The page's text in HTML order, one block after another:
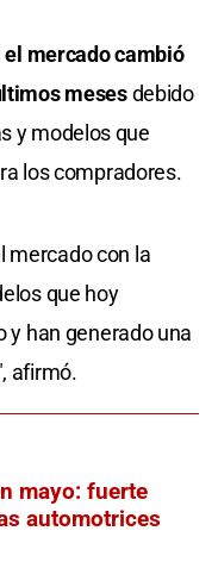
el mercado cambió
mesesdebido
y modelos que
los compradores.
mercado con la
que hoy
y han generado una
afirmó.
mayo: fuerte
automotrices